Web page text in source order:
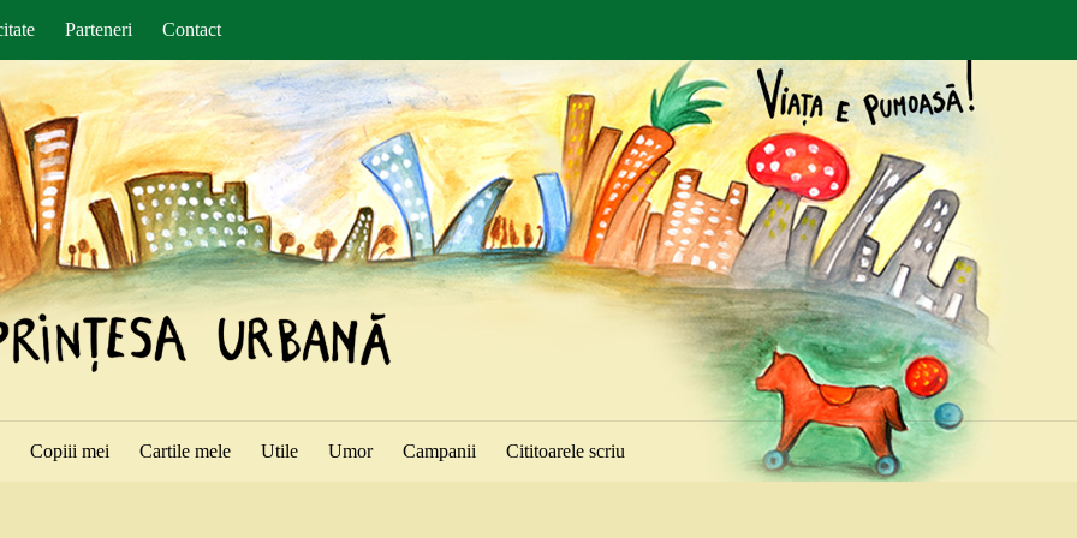
Parteneri Contact
Copiii mei Cartile mele Utile Umor Campanii Cititoarele scriu